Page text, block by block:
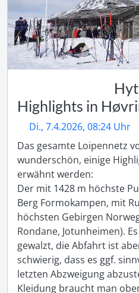
Highlights in
Di., 7.4.2026, 08:24 Uhr
Das gesamte Loipennetz
wunderschön, einige
erwähnt werden:
Der mit 1428 m höchste
Berg Formokampen, mit
höchsten Gebirgen
Rondane, Jotunheimen).
gewalzt, die Abfahrt ist
schwierig, dass es ggf.
letzten Abzweigung
Kleidung braucht man